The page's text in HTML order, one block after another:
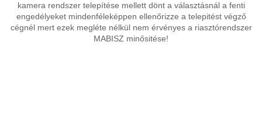
kamera rendszer telepítése mellett dönt a választásnál a fenti
engedélyeket mindenféleképpen ellenőrizze a telepitést végző
cégnél mert ezek megléte nélkül nem érvényes a riasztórendszer
MABISZ minősitése!